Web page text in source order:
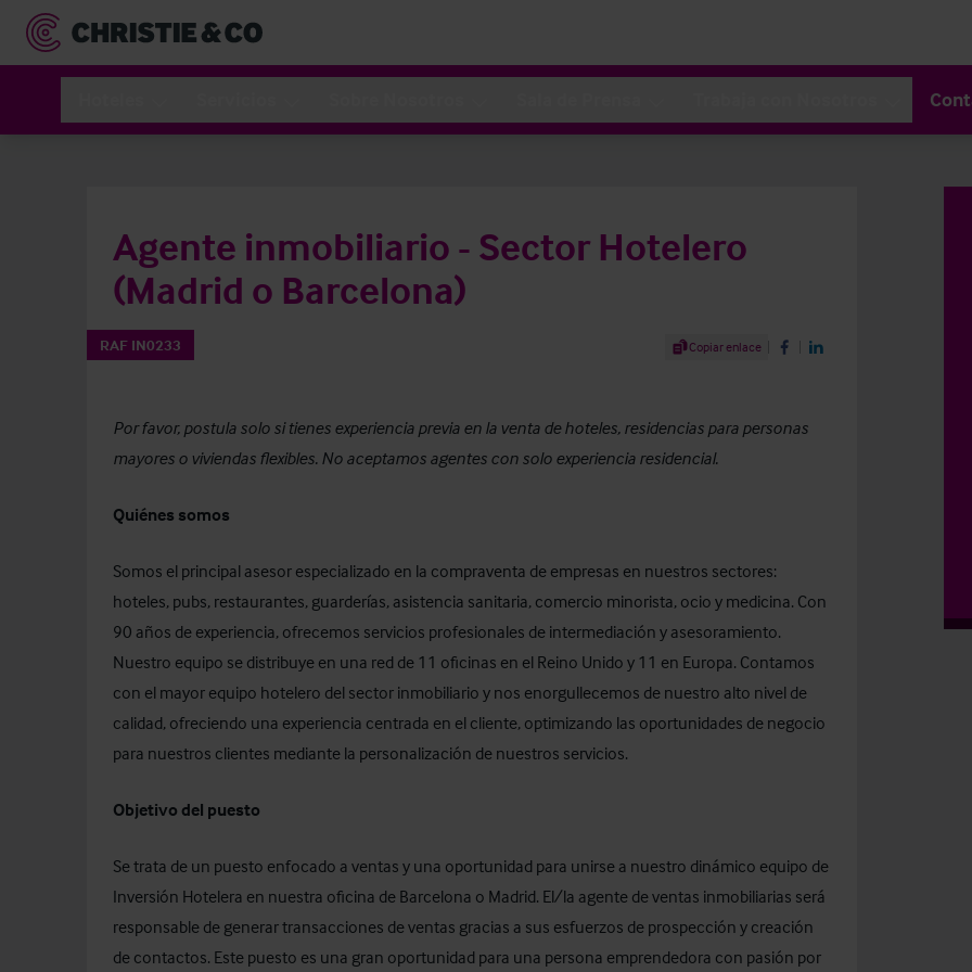
Agente inmobiliario - Sector Hotelero
(Madrid o Barcelona)
RAF IN0233 Share Article
Copiar enlace Share on Facebook
Share on LinkedIn
Por favor, postula solo si tienes experiencia previa en la venta de hoteles, residencias para personas
mayores o viviendas flexibles. No aceptamos agentes con solo experiencia residencial.
Quiénes somos
Somos el principal asesor especializado en la compraventa de empresas en nuestros sectores:
hoteles, pubs, restaurantes, guarderías, asistencia sanitaria, comercio minorista, ocio y medicina. Con
90 años de experiencia, ofrecemos servicios profesionales de intermediación y asesoramiento.
Nuestro equipo se distribuye en una red de 11 oficinas en el Reino Unido y 11 en Europa. Contamos
con el mayor equipo hotelero del sector inmobiliario y nos enorgullecemos de nuestro alto nivel de
calidad, ofreciendo una experiencia centrada en el cliente, optimizando las oportunidades de negocio
para nuestros clientes mediante la personalización de nuestros servicios.
Objetivo del puesto
Se trata de un puesto enfocado a ventas y una oportunidad para unirse a nuestro dinámico equipo de
Inversión Hotelera en nuestra oficina de Barcelona o Madrid. El/la agente de ventas inmobiliarias será
responsable de generar transacciones de ventas gracias a sus esfuerzos de prospección y creación
de contactos. Este puesto es una gran oportunidad para una persona emprendedora con pasión por